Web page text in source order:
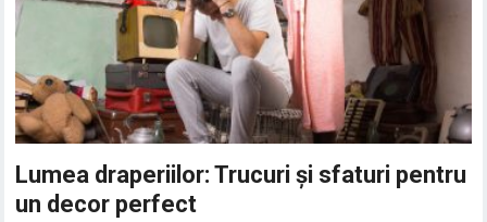
Lumea draperiilor: Trucuri și sfaturi pentru
un decor perfect